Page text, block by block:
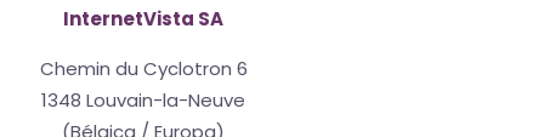
InternetVista SA
Chemin du Cyclotron 6
1348 Louvain-la-Neuve
(Bélgica / Europa)